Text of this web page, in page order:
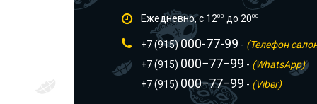
Ежедневно, с 1200 до 2000
+7 (915)000-77-99 - (Телефон
+7 (915) 000−77−99 - (WhatsApp)
+7 (915) 000−77−99 - (Viber)